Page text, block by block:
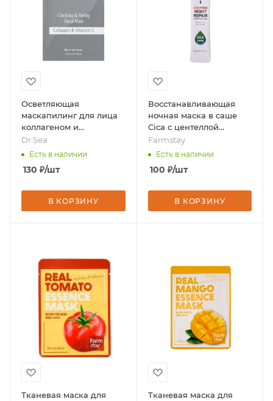
Осветляющая
маскапилинг для лица
коллагеном и
витамином C, 12 мл,
бренд - Dr.Sea
Dr.Sea
Есть в наличии
130 ₽/шт
В КОРЗИНУ
Восстанавливающая
ночная маска в саше
Cica с центеллой
азиатской, 4мл * 1шт,
бренд - Farmstay
Farmstay
Есть в наличии
100 ₽/шт
В КОРЗИНУ
Тканевая маска для
Тканевая маска для